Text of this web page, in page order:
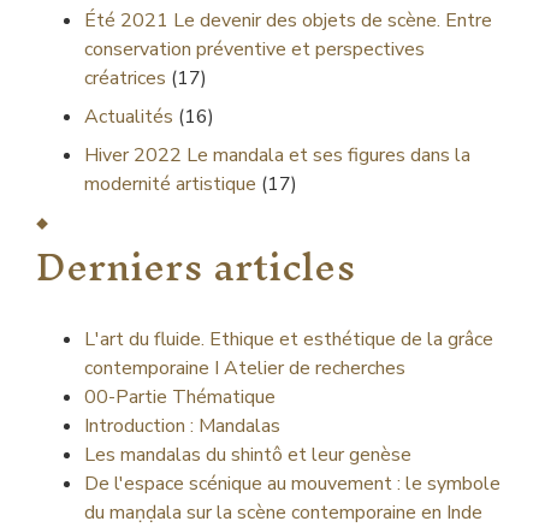
Été 2021 Le devenir des objets de scène. Entre
conservation préventive et perspectives
créatrices (17)
Actualités (16)
Hiver 2022 Le mandala et ses figures dans la
modernité artistique (17)
Derniers articles
L'art du fluide. Ethique et esthétique de la grâce
contemporaine I Atelier de recherches
00-Partie Thématique
Introduction : Mandalas
Les mandalas du shintô et leur genèse
De l'espace scénique au mouvement : le symbole
du maṇḍala sur la scène contemporaine en Inde